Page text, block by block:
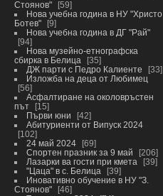
Стоянов"
59
Нова учебна година в НУ "Христо
Ботев"
9
Нова учебна година в ДГ "Рай"
94
Нова музейно-етнографска
сбирка в Белица
35
ДЖ парти с Педро Калиенте
33
Изложба на деца от Любимец
56
Асфалтиране на околовръстен
път
15
Първи юни
42
Абитуриенти от Випуск 2024
102
24 май 2024
69
Спортен празник за 9 май
206
Лазарки ва гости при кмета
39
"Цаца" в с. Белица
39
Иновативно обучение в НУ "З.
Стоянов"
46